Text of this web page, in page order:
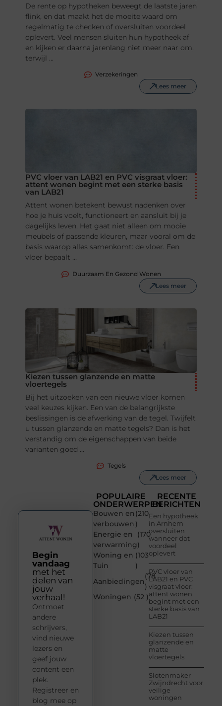
De rente op hypotheken beweegt de laatste jaren
flink, en dat maakt het de moeite waard om
regelmatig te checken of oversluiten voordeel
oplevert. Veel mensen sluiten hun hypotheek af
en kijken er daarna jarenlang niet meer naar om,
terwijl ...
Verzekeringen
Lees meer
PVC vloer van LAB21 en PVC visgraat vloer:
attent wonen begint met een sterke basis
van LAB21
Attent wonen betekent bewust nadenken over
hoe je huis voelt, functioneert en aansluit bij je
dagelijks leven. Het gaat niet alleen om mooie
meubels of passende kleuren, maar vooral om de
basis waarop alles samenkomt: de vloer. Een
vloer bepaalt ...
Duurzaam En Gezond Wonen
Lees meer
Kiezen tussen glanzende en matte
vloertegels
Bij het uitzoeken van een nieuwe vloer komen
veel keuzes kijken. Een van de belangrijkste
beslissingen is de afwerking van de tegel. Twijfelt
u tussen glanzende en matte tegels? Dan is het
verstandig om de eigenschappen van beide
varianten goed ...
Tegels
Lees meer
POPULAIRE
ONDERWERPEN
Bouwen en
verbouwen
(210
)
Energie en
verwarming
(170
)
Woning en
Tuin
(103
)
Aanbiedingen
(78
)
Woningen (52 )
RECENTE
BERICHTEN
Een hypotheek
in Arnhem
oversluiten
wanneer dat
voordeel
oplevert
PVC vloer van
LAB21 en PVC
visgraat vloer:
attent wonen
begint met een
sterke basis van
LAB21
Kiezen tussen
glanzende en
matte
vloertegels
Slotenmaker
Zwijndrecht voor
veilige
woningen
Begin
vandaag
met het
delen van
jouw
verhaal!
Ontmoet
andere
schrijvers,
vind nieuwe
lezers en
geef jouw
content een
plek.
Registreer en
blog mee op